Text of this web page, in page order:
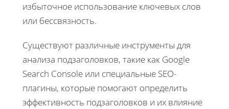
избыточное использование ключевых слов
или бессвязность.
Существуют различные инструменты для
анализа подзаголовков, такие как Google
Search Console или специальные SEO-
плагины, которые помогают определить
эффективность подзаголовков и их влияние